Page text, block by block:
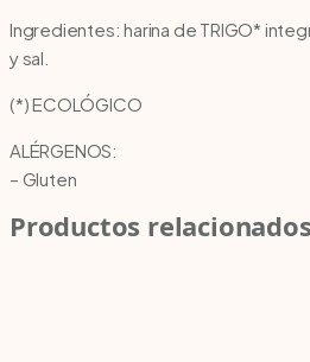
Ingredientes: harina de TRIGO*
y sal.
(*) ECOLÓGICO
ALÉRGENOS:
– Gluten
Productos relacionados